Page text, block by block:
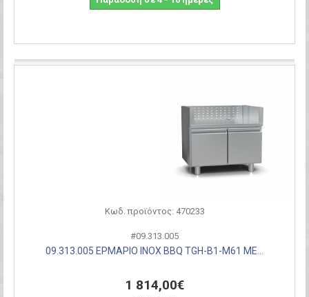
Κωδ. προϊόντος: 470233
#09.313.005
09.313.005 ΕΡΜΑΡΙΟ INOX BBQ TGH-B1-M61 ΜΕ...
1 814,00€